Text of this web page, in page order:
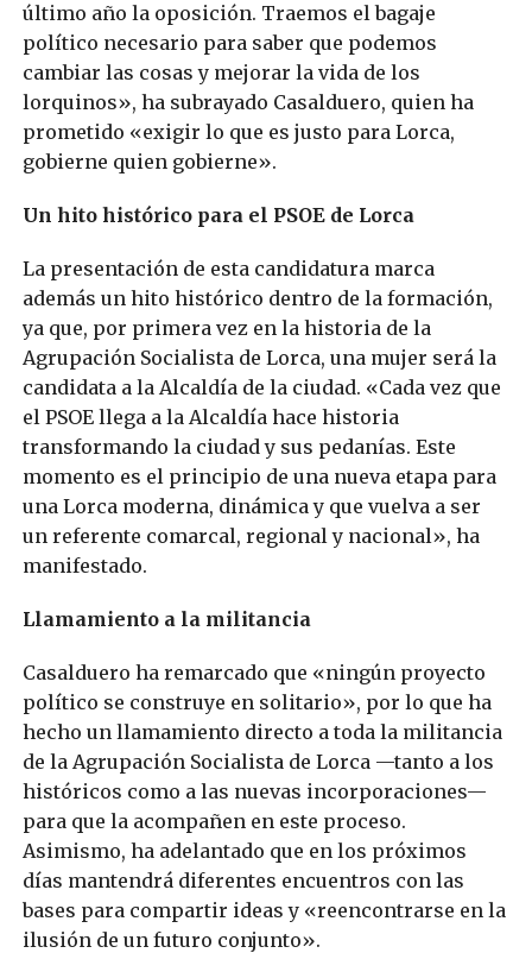
último año la oposición. Traemos el bagaje
político necesario para saber que podemos
cambiar las cosas y mejorar la vida de los
lorquinos», ha subrayado Casalduero, quien ha
prometido «exigir lo que es justo para Lorca,
gobierne quien gobierne».
Un hito histórico para el PSOE de Lorca
La presentación de esta candidatura marca
además un hito histórico dentro de la formación,
ya que, por primera vez en la historia de la
Agrupación Socialista de Lorca, una mujer será la
candidata a la Alcaldía de la ciudad. «Cada vez que
el PSOE llega a la Alcaldía hace historia
transformando la ciudad y sus pedanías. Este
momento es el principio de una nueva etapa para
una Lorca moderna, dinámica y que vuelva a ser
un referente comarcal, regional y nacional», ha
manifestado.
Llamamiento a la militancia
Casalduero ha remarcado que «ningún proyecto
político se construye en solitario», por lo que ha
hecho un llamamiento directo a toda la militancia
de la Agrupación Socialista de Lorca —tanto a los
históricos como a las nuevas incorporaciones—
para que la acompañen en este proceso.
Asimismo, ha adelantado que en los próximos
días mantendrá diferentes encuentros con las
bases para compartir ideas y «reencontrarse en la
ilusión de un futuro conjunto».